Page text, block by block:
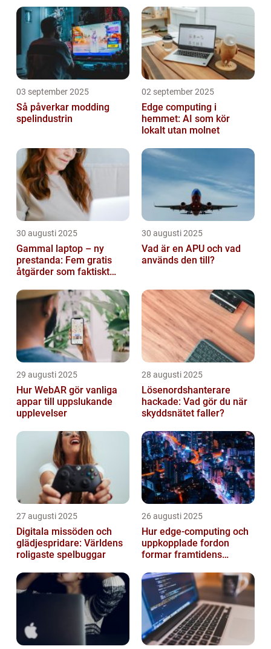
03 september 2025
Så påverkar modding
spelindustrin
02 september 2025
Edge computing i
hemmet: AI som kör
lokalt utan molnet
30 augusti 2025
Gammal laptop – ny
prestanda: Fem gratis
åtgärder som faktiskt
30 augusti 2025
Vad är en APU och vad
används den till?
29 augusti 2025
Hur WebAR gör vanliga
appar till uppslukande
upplevelser
28 augusti 2025
Lösenordshanterare
hackade: Vad gör du när
skyddsnätet faller?
27 augusti 2025
Digitala missöden och
glädjespridare: Världens
roligaste spelbuggar
26 augusti 2025
Hur edge‑computing och
uppkopplade fordon
formar framtidens